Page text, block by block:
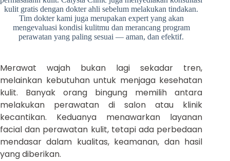
Merawat wajah bukan lagi sekadar tren,
melainkan kebutuhan untuk menjaga kesehatan
kulit. Banyak orang bingung memilih antara
melakukan perawatan di salon atau klinik
kecantikan. Keduanya menawarkan layanan
facial dan perawatan kulit, tetapi ada perbedaan
mendasar dalam kualitas, keamanan, dan hasil
yang diberikan.